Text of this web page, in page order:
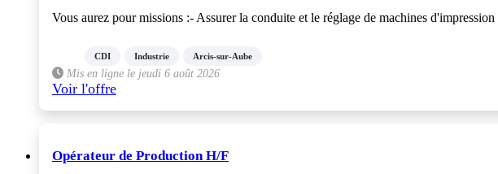
Vous aurez pour missions :- Assurer la conduite et le réglage de machines
CDI Industrie Arcis-sur-Aube
Mis en ligne le jeudi 6 août 2026
Voir l'offre
Opérateur de Production H/F